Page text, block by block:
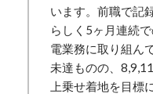
います。前職で記
らしく5ヶ月連続
電業務に取り組ん
未達ものの、
上乗せ着地を目標